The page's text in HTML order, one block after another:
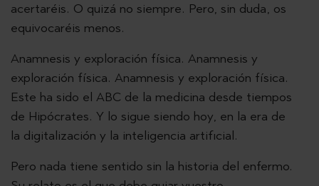
acertaréis. O quizá no siempre. Pero, sin duda, os
equivocaréis menos.
Anamnesis y exploración física. Anamnesis y
exploración física. Anamnesis y exploración física.
Este ha sido el ABC de la medicina desde tiempos
de Hipócrates. Y lo sigue siendo hoy, en la era de
la digitalización y la inteligencia artificial.
Pero nada tiene sentido sin la historia del enfermo.